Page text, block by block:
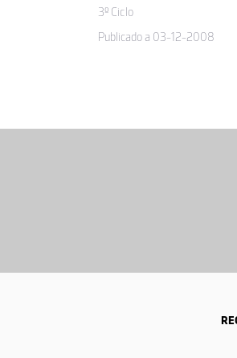
3º Ciclo
Publicado a 03-12-2008